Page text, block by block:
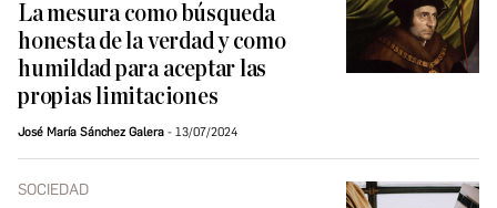
La mesura como búsqueda
honesta de la verdad y como
humildad para aceptar las
propias limitaciones
José María Sánchez Galera 13/07/2024
SOCIEDAD